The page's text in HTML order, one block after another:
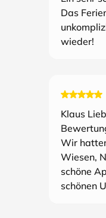
Das
wieder!
Klaus
Wir
Wiesen,
schöne
schönen